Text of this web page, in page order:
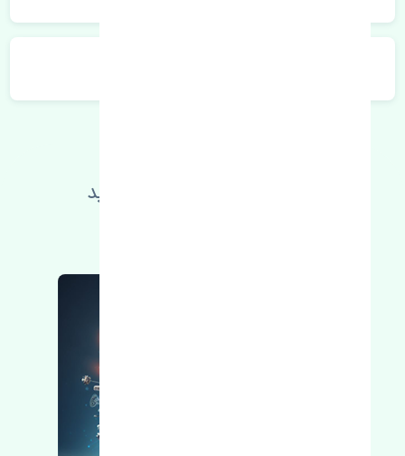
اطلاعات فنی خود را بالا ببرید